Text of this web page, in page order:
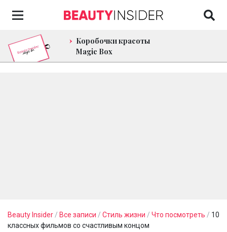
Коробочки красоты
Magic Box
Beauty Insider / Все записи / Стиль жизни / Что посмотреть / 10
классных фильмов со счастливым концом